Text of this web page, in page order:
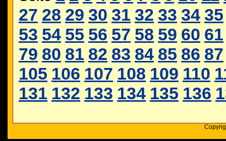
27 28 29 30 31 32 33 34 35
53 54 55 56 57 58 59 60 61
79 80 81 82 83 84 85 86 87
105 106 107 108 109 110
131 132 133 134 135 136